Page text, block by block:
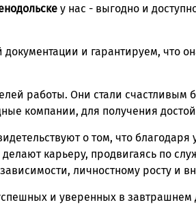
у нас - выгодно и
и гарантируем, что
работы. Они стали счастливым
компании, для получения
о том, что благодаря
карьеру, продвигаясь по
личностному росту и
и уверенных в завтрашнем